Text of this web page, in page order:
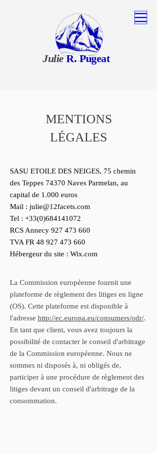
JulieR. Pugeat
MENTIONS
LÉGALES
SASU ETOILE DES NEIGES, 75 chemin
des Teppes 74370 Naves Parmelan, au
capital de 1.000 euros
Mail : julie@12facets.com
Tel : +33(0)684141072
RCS Annecy 927 473 660
TVA FR 48 927 473 660
Hébergeur du site : Wix.com
La Commission européenne fournit une
plateforme de règlement des litiges en ligne
(OS). Cette plateforme est disponible à
l'adresse http://ec.europa.eu/consumers/odr/.
En tant que client, vous avez toujours la
possibilité de contacter le conseil d'arbitrage
de la Commission européenne. Nous ne
sommes ni disposés à, ni obligés de,
participer à une procédure de règlement des
litiges devant un conseil d'arbitrage de la
consommation.